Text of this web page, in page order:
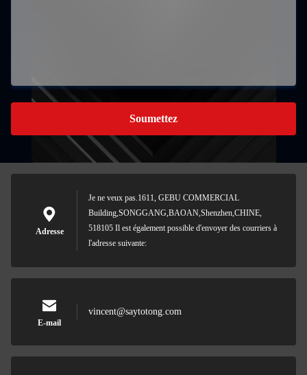
Soumettez
Adresse
Je ne veux pas.1611, GEBU COMMERCIAL
Building,SONGGANG,BAOAN,Shenzhen,CHINE,
518105 Il est également possible d'envoyer des courriers à
l'adresse suivante:
E-mail
vincent@saytotong.com